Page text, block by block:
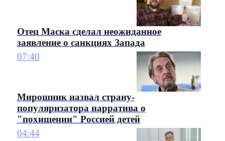
Отец Маска сделал неожиданное
заявление о санкциях Запада
07:40
Мирошник назвал страну-
популяризатора нарратива о
"похищении" Россией детей
04:44